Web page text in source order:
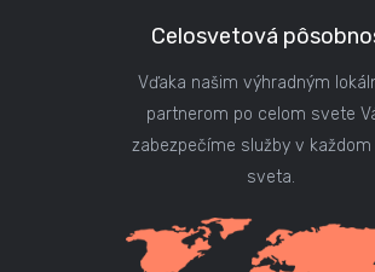
Celosvetová
Vďaka našim výhradným
partnerom po celom svete
zabezpečíme služby v každom
sveta.